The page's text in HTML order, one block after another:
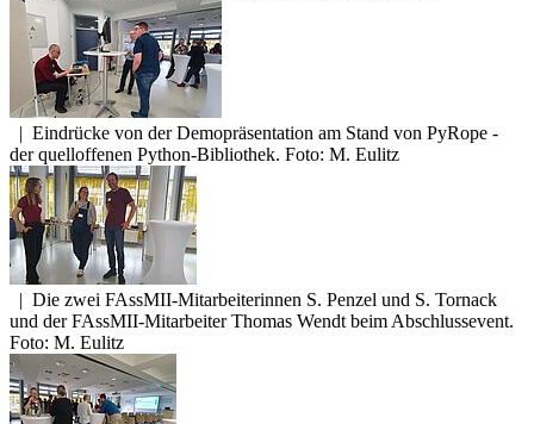
| Eindrücke von der Demopräsentation am Stand von PyRope -
der quelloffenen Python-Bibliothek. Foto: M. Eulitz
| Die zwei FAssMII-Mitarbeiterinnen S. Penzel und S. Tornack
und der FAssMII-Mitarbeiter Thomas Wendt beim Abschlussevent.
Foto: M. Eulitz